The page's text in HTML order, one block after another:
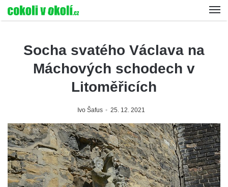
Socha svatého Václava na
Máchových schodech v
Litoměřicích
Ivo Šafus 25. 12. 2021